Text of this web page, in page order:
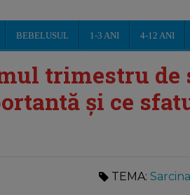
BEBELUSUL 1-3 ANI 4-12 ANI
trimestru de
și ce
TEMA: